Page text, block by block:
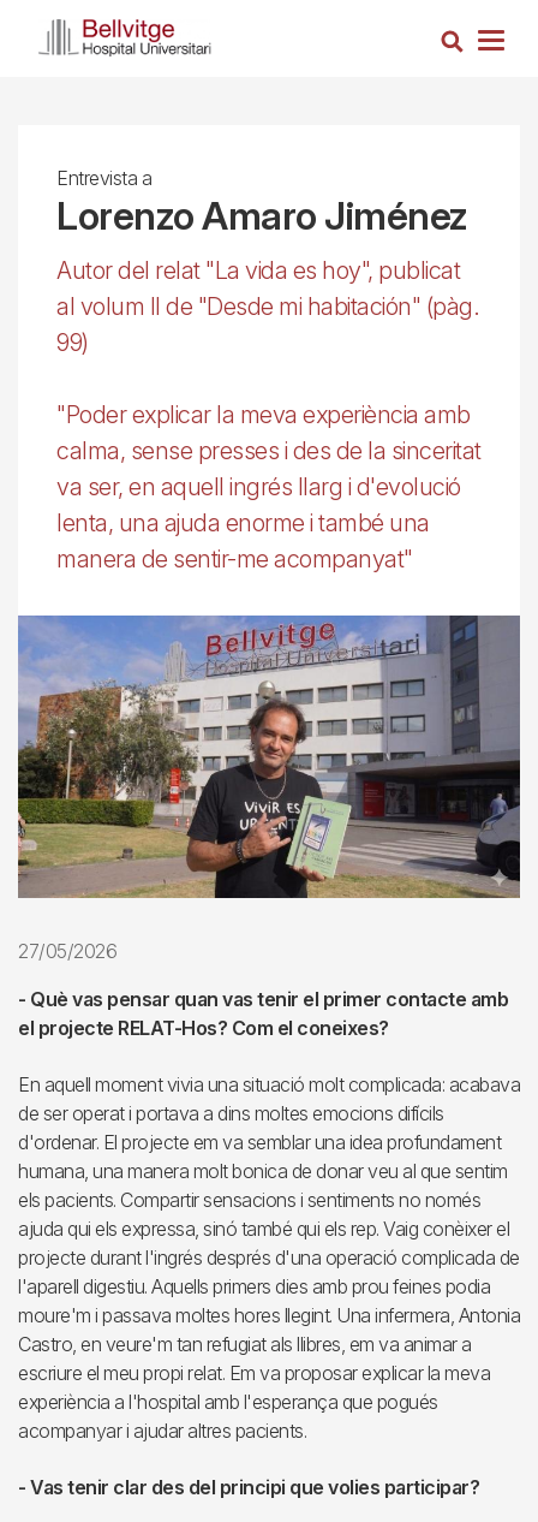
Cerca
Entrevista a
Lorenzo Amaro Jiménez
Autor del relat "La vida es hoy", publicat
al volum II de "Desde mi habitación" (pàg.
99)
"Poder explicar la meva experiència amb
calma, sense presses i des de la sinceritat
va ser, en aquell ingrés llarg i d'evolució
lenta, una ajuda enorme i també una
manera de sentir-me acompanyat"
27/05/2026
- Què vas pensar quan vas tenir el primer contacte amb
el projecte RELAT-Hos? Com el coneixes?
En aquell moment vivia una situació molt complicada: acabava
de ser operat i portava a dins moltes emocions difícils
d'ordenar. El projecte em va semblar una idea profundament
humana, una manera molt bonica de donar veu al que sentim
els pacients. Compartir sensacions i sentiments no només
ajuda qui els expressa, sinó també qui els rep. Vaig conèixer el
projecte durant l'ingrés després d'una operació complicada de
l'aparell digestiu. Aquells primers dies amb prou feines podia
moure'm i passava moltes hores llegint. Una infermera, Antonia
Castro, en veure'm tan refugiat als llibres, em va animar a
escriure el meu propi relat. Em va proposar explicar la meva
experiència a l'hospital amb l'esperança que pogués
acompanyar i ajudar altres pacients.
- Vas tenir clar des del principi que volies participar?